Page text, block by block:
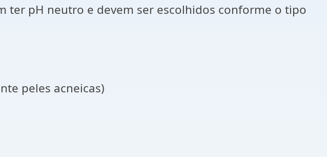
ter pH neutro e devem ser escolhidos conforme o tipo
peles acneicas)